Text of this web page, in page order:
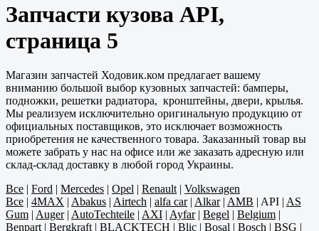
Запчасти кузова API,
страница 5
Магазин запчастей Ходовик.ком предлагает вашему
вниманию большой выбор кузовных запчастей: бамперы,
подножки, решетки радиатора, кронштейны, двери, крылья.
Мы реализуем исключительно оригинальную продукцию от
официальных поставщиков, это исключает возможность
приобретения не качественного товара. Заказанный товар вы
можете забрать у нас на офисе или же заказать адресную или
склад-склад доставку в любой город Украины.
Все | Ford | Mercedes | Opel | Renault | Volkswagen
Все | 4MAX | Abakus | Airtech | alfa car| Alkar| AMB | API | AS
Gum | Auger| AutoTechteile | AXI | Ayfar| Begel | Belgium |
Benpart | Bergkraft | BLACKTECH | Blic | Bosal | Bosch | BSG |